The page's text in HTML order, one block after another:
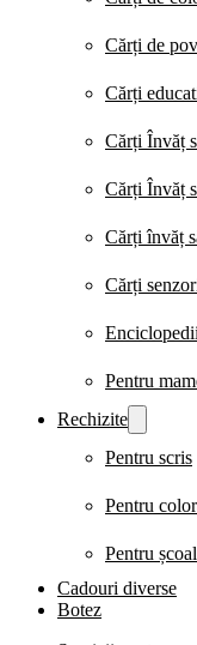
Cărți de
Cărți
Cărți Învăț
Cărți Învăț
Cărți învăț
Cărți
Enciclopedii
Pentru
Rechizite
Pentru scris
Pentru
Pentru
Cadouri diverse
Botez